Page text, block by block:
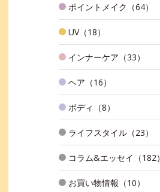
ポイントメイク（64）
UV（18）
インナーケア（33）
ヘア（16）
ボディ（8）
ライフスタイル（23）
コラム&エッセイ（182）
お買い物情報（10）